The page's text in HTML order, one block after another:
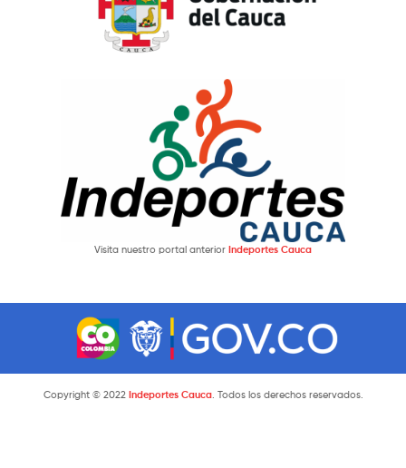
Visita nuestro portal anterior Indeportes Cauca
Copyright © 2022 Indeportes Cauca. Todos los derechos reservados.